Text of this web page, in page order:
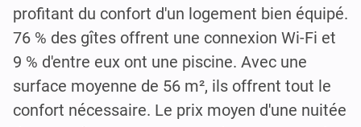
profitant du confort d'un logement bien équipé.
76 % des gîtes offrent une connexion Wi-Fi et
9 % d'entre eux ont une piscine. Avec une
surface moyenne de 56 m², ils offrent tout le
confort nécessaire. Le prix moyen d'une nuitée